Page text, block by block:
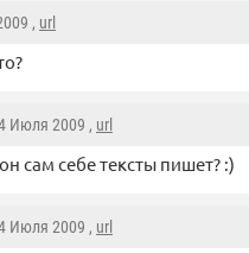
, url
Июля 2009 , url
сам себе тексты пишет? :)
Июля 2009 , url